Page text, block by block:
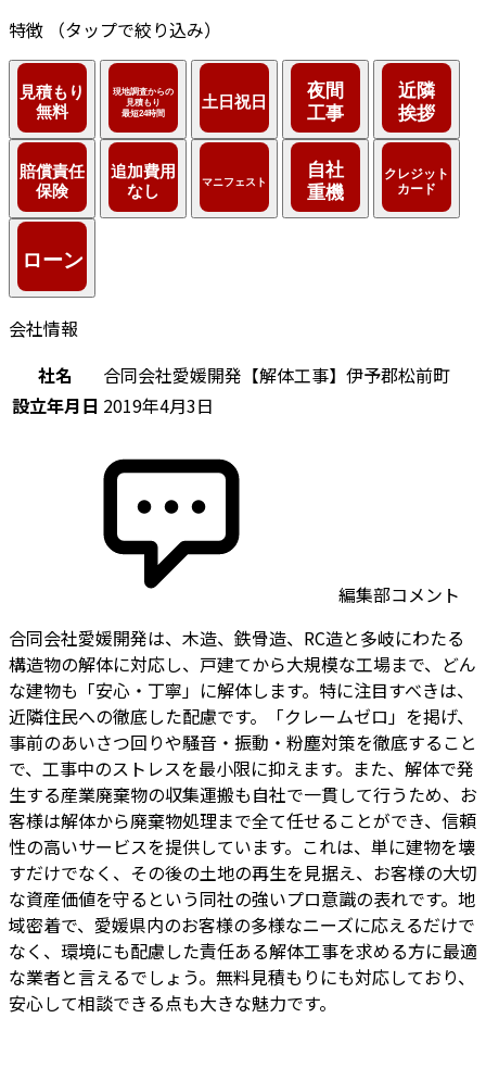
特徴
（タップで絞り込み）
会社情報
社名
合同会社愛媛開発【解体工事】伊予郡松前町
設立年月日 2019年4月3日
編集部コメント
合同会社愛媛開発は、木造、鉄骨造、RC造と多岐にわたる
構造物の解体に対応し、戸建てから大規模な工場まで、どん
な建物も「安心・丁寧」に解体します。特に注目すべきは、
近隣住民への徹底した配慮です。「クレームゼロ」を掲げ、
事前のあいさつ回りや騒音・振動・粉塵対策を徹底すること
で、工事中のストレスを最小限に抑えます。また、解体で発
生する産業廃棄物の収集運搬も自社で一貫して行うため、お
客様は解体から廃棄物処理まで全て任せることができ、信頼
性の高いサービスを提供しています。これは、単に建物を壊
すだけでなく、その後の土地の再生を見据え、お客様の大切
な資産価値を守るという同社の強いプロ意識の表れです。地
域密着で、愛媛県内のお客様の多様なニーズに応えるだけで
なく、環境にも配慮した責任ある解体工事を求める方に最適
な業者と言えるでしょう。無料見積もりにも対応しており、
安心して相談できる点も大きな魅力です。